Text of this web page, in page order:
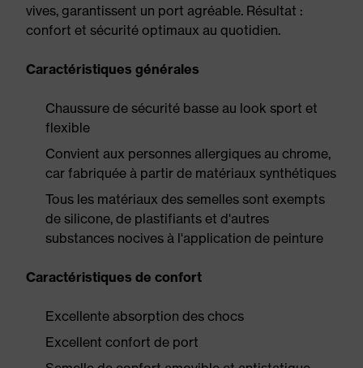
vives, garantissent un port agréable. Résultat :
confort et sécurité optimaux au quotidien.
Caractéristiques générales
Chaussure de sécurité basse au look sport et
flexible
Convient aux personnes allergiques au chrome,
car fabriquée à partir de matériaux synthétiques
Tous les matériaux des semelles sont exempts
de silicone, de plastifiants et d'autres
substances nocives à l'application de peinture
Caractéristiques de confort
Excellente absorption des chocs
Excellent confort de port